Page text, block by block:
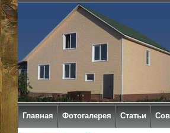
Главная Фотогалерея Статьи